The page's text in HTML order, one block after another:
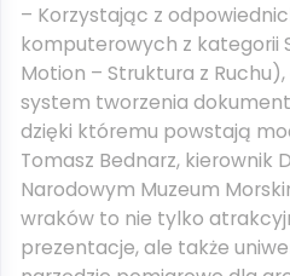
– Korzystając z
komputerowych z kategorii
Motion – Struktura z
system tworzenia
dzięki któremu powstają
Tomasz Bednarz, kierownik
Narodowym Muzeum
wraków to nie tylko
prezentacje, ale także